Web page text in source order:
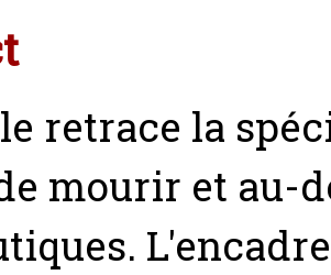
retrace la
mourir et au-